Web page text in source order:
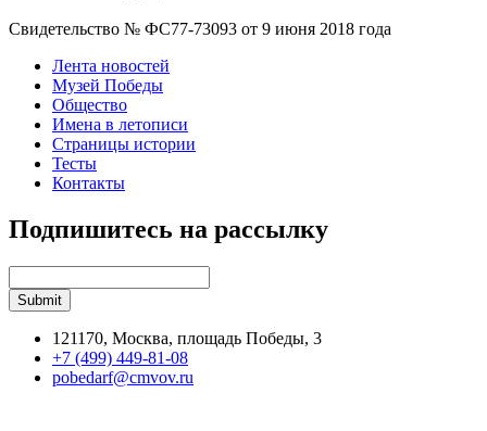
Свидетельство № ФС77-73093 от 9 июня 2018 года
Лента новостей
Музей Победы
Общество
Имена в летописи
Страницы истории
Тесты
Контакты
Подпишитесь на рассылку
121170, Москва, площадь Победы, 3
+7 (499) 449-81-08
pobedarf@cmvov.ru